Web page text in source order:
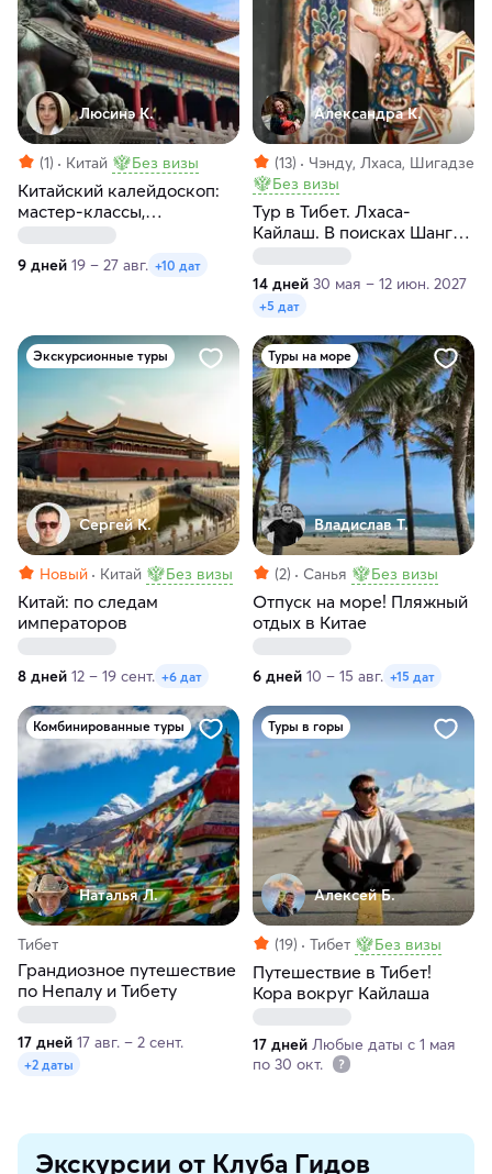
Люсинэ К.
(1) Китай Без визы
Китайский калейдоскоп:
мастер-классы,
мегаполисы и внеземные
пейзажи
9 дней 19 – 27 авг. +10 дат
Александра К.
(13)
Чэнду, Лхаса, Шигадзе
Без визы
Тур в Тибет. Лхаса-
Кайлаш. В поисках Шангри
14 дней 30 мая – 12 июн. 2027
+5 дат
Экскурсионные туры
Сергей К.
Новый Китай Без визы
Китай: по следам
императоров
8 дней 12 – 19 сент. +6 дат
Туры на море
Владислав Т.
(2) Санья Без визы
Отпуск на море! Пляжный
отдых в Китае
6 дней 10 – 15 авг. +15 дат
Комбинированные туры
Наталья Л.
Тибет
Грандиозное путешествие
по Непалу и Тибету
17 дней 17 авг. – 2 сент.
+2 даты
Туры в горы
Алексей Б.
(19) Тибет Без визы
Путешествие в Тибет!
Кора вокруг Кайлаша
17 дней Любые даты с 1 мая
по 30 окт.
Экскурсии от Клуба Гидов